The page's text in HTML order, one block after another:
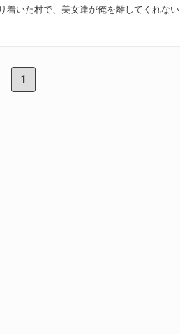
着いた村で、美女達が俺を離してくれない
1